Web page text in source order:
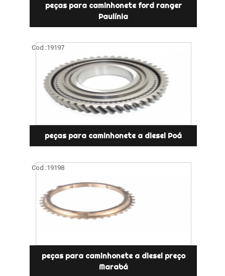
peças para caminhonete ford ranger
Paulínia
Cod.:19197
peças para caminhonete a diesel Poá
Cod.:19198
peças para caminhonete a diesel preço
Marabá